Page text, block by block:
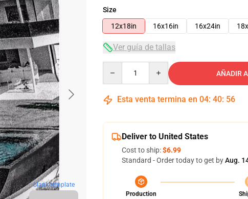
blank template
Size
12x18in
16x16in 16x24in
Ver guía de tallas
AÑADIR
Esta venta termina en 04: 40: 55
Deliver to United States
Cost to ship:$6.99
Standard - Order today to get byAug.
Production